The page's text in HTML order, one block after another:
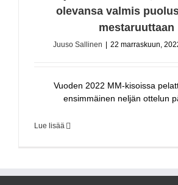
olevansa valmis
mestaruuttaan
Juuso Sallinen 22 marraskuun,
Vuoden 2022 MM-kisoissa
ensimmäinen neljän ottelun
Lue lisää